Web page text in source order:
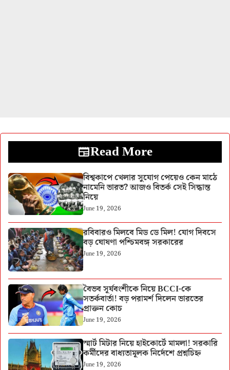
Read More
বিশ্বকাপে খেলার সুযোগ পেয়েও কেন মাঠে
নামেনি ভারত? আজও বিতর্ক সেই সিদ্ধান্ত
নিয়ে
June 19, 2026
রবিবারও মিলবে মিড ডে মিল! যোগ দিবসে
বড় ঘোষণা পশ্চিমবঙ্গ সরকারের
June 19, 2026
বৈভব সূর্যবংশীকে নিয়ে BCCI-কে
সতর্কবার্তা! বড় পরামর্শ দিলেন ভারতের
প্রাক্তন কোচ
June 19, 2026
স্মার্ট মিটার নিয়ে হাইকোর্টে মামলা! সরকারি
কর্মীদের বাধ্যতামূলক নির্দেশে প্রশ্নচিহ্ন
June 19, 2026